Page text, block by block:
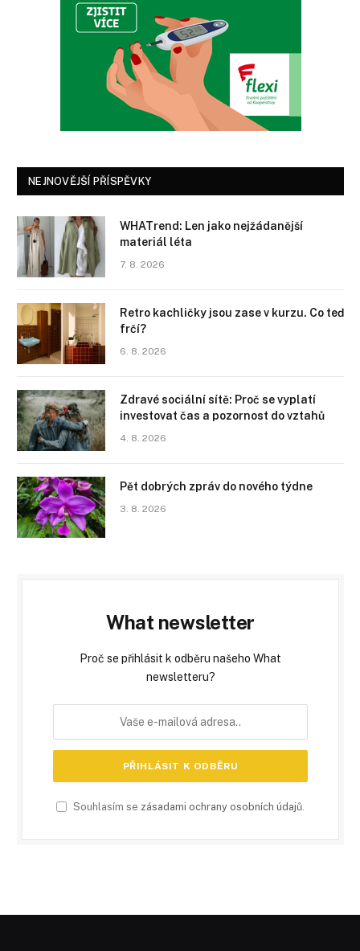
NEJNOVĚJŠÍ PŘÍSPĚVKY
WHATrend: Len jako nejžádanější
materiál léta
7. 8. 2026
Retro kachličky jsou zase v kurzu. Co teď
frčí?
6. 8. 2026
Zdravé sociální sítě: Proč se vyplatí
investovat čas a pozornost do vztahů
4. 8. 2026
Pět dobrých zpráv do nového týdne
3. 8. 2026
What newsletter
Proč se přihlásit k odběru našeho What
newsletteru?
Souhlasím se zásadami ochrany osobních údajů.